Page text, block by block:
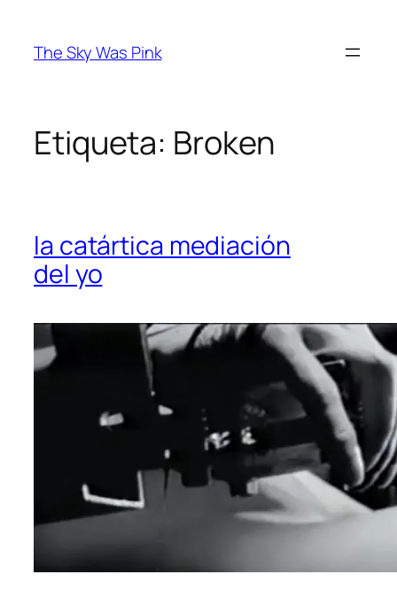
contenido
The Sky Was Pink
Etiqueta: Broken
la catártica mediación
del yo